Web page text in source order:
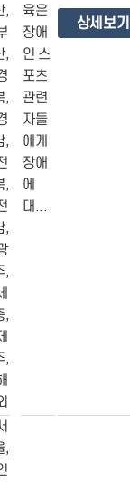
,
,
,
,
,
,
,
,
,
육은
장애
인 스
포츠
관련
자들
에게
장애
에
대...
상세보기
,